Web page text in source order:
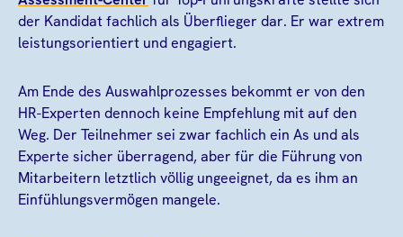
der Kandidat fachlich als Überflieger dar. Er war extrem
leistungsorientiert und engagiert.
Am Ende des Auswahlprozesses bekommt er von den
HR-Experten dennoch keine Empfehlung mit auf den
Weg. Der Teilnehmer sei zwar fachlich ein As und als
Experte sicher überragend, aber für die Führung von
Mitarbeitern letztlich völlig ungeeignet, da es ihm an
Einfühlungsvermögen mangele.